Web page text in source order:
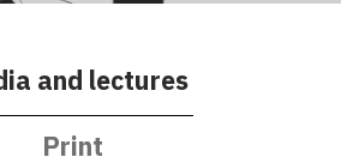
and lectures
Print